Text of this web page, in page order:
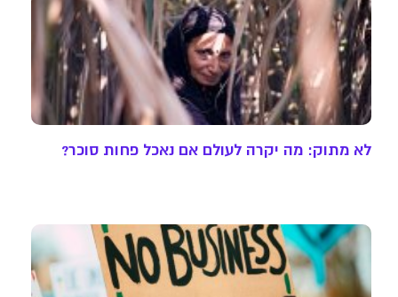
לא מתוק: מה יקרה לעולם אם נאכל פחות סוכר?